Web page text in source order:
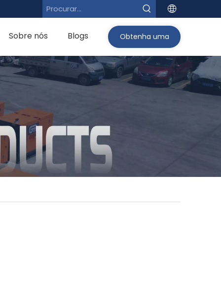
Sobre nós Blogs Obtenha uma
cotação>